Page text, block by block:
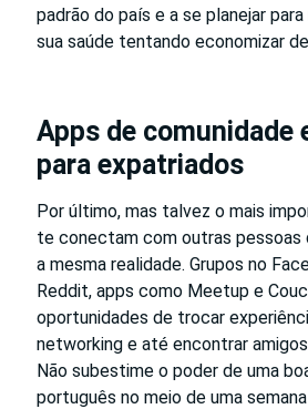
padrão do país e a se planejar
sua saúde tentando economizar
Apps de comunidade
para expatriados
Por último, mas talvez o mais
te conectam com outras pessoas
a mesma realidade. Grupos no
Reddit, apps como Meetup e
oportunidades de trocar
networking e até encontrar
Não subestime o poder de uma
português no meio de uma